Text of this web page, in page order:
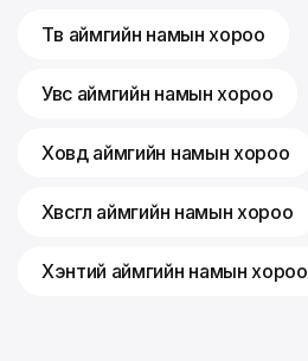
Төв аймгийн намын хороо
Увс аймгийн намын хороо
Ховд аймгийн намын хороо
Хөвсгөл аймгийн намын хороо
Хэнтий аймгийн намын хороо